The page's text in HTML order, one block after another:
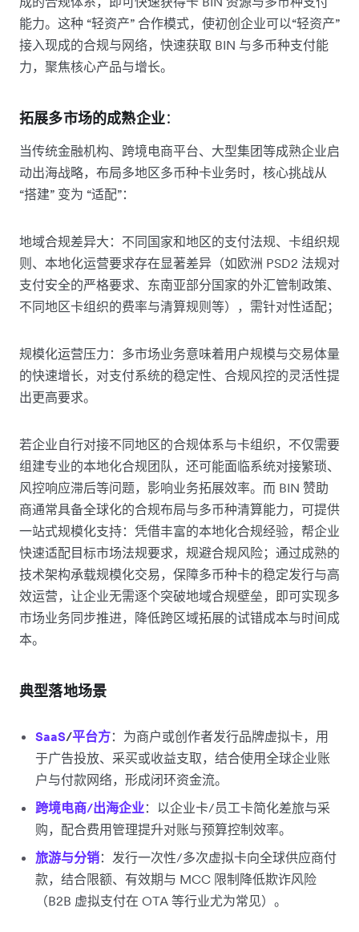
能力。这种 “轻资产” 合作模式，使初创企业可以“轻资产”
接入现成的合规与网络，快速获取 BIN 与多币种支付能
力，聚焦核心产品与增长。
拓展多市场的成熟企业：
当传统金融机构、跨境电商平台、大型集团等成熟企业启
动出海战略，布局多地区多币种卡业务时，核心挑战从
“搭建” 变为 “适配”：​
地域合规差异大：不同国家和地区的支付法规、卡组织规
则、本地化运营要求存在显著差异（如欧洲 PSD2 法规对
支付安全的严格要求、东南亚部分国家的外汇管制政策、
不同地区卡组织的费率与清算规则等），需针对性适配；​
规模化运营压力：多市场业务意味着用户规模与交易体量
的快速增长，对支付系统的稳定性、合规风控的灵活性提
出更高要求。​
若企业自行对接不同地区的合规体系与卡组织，不仅需要
组建专业的本地化合规团队，还可能面临系统对接繁琐、
风控响应滞后等问题，影响业务拓展效率。而 BIN 赞助
商通常具备全球化的合规布局与多币种清算能力，可提供
一站式规模化支持：​凭借丰富的本地化合规经验，帮企业
快速适配目标市场法规要求，规避合规风险；​通过成熟的
技术架构承载规模化交易，保障多币种卡的稳定发行与高
效运营，让企业无需逐个突破地域合规壁垒，即可实现多
市场业务同步推进，降低跨区域拓展的试错成本与时间成
本。
典型落地场景
SaaS/平台方：为商户或创作者发行品牌虚拟卡，用
于广告投放、采买或收益支取，结合使用全球企业账
户与付款网络，形成闭环资金流。
跨境电商/出海企业：以企业卡/员工卡简化差旅与采
购，配合费用管理提升对账与预算控制效率。
旅游与分销：发行一次性/多次虚拟卡向全球供应商付
款，结合限额、有效期与 MCC 限制降低欺诈风险
（B2B 虚拟支付在 OTA 等行业尤为常见）。